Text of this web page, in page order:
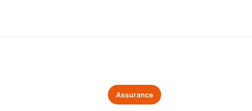
Assurance